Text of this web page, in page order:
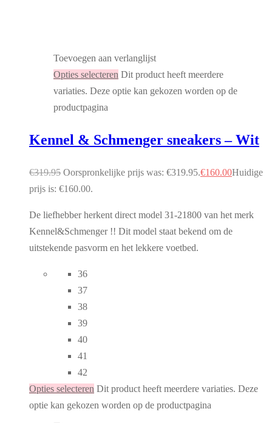
Toevoegen aan verlanglijst
Opties selecteren Dit product heeft meerdere
variaties. Deze optie kan gekozen worden op de
productpagina
Kennel & Schmenger sneakers – Wit
€319.95 Oorspronkelijke prijs was: €319.95.€160.00Huidige
prijs is: €160.00.
De liefhebber herkent direct model 31-21800 van het merk
Kennel&Schmenger !! Dit model staat bekend om de
uitstekende pasvorm en het lekkere voetbed.
36
37
38
39
40
41
42
Opties selecteren Dit product heeft meerdere variaties. Deze
optie kan gekozen worden op de productpagina